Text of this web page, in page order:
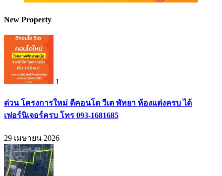
New Property
1
ด่วน โครงการใหม่ ดีคอนโด วีเต พัทยา ห้องแต่งครบ ได้
เฟอร์นิเจอร์ครบ โทร 093-1681685
29 เมษายน 2026